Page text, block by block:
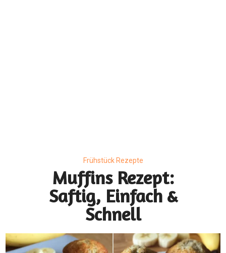
Frühstück Rezepte
Muffins Rezept:
Saftig, Einfach &
Schnell